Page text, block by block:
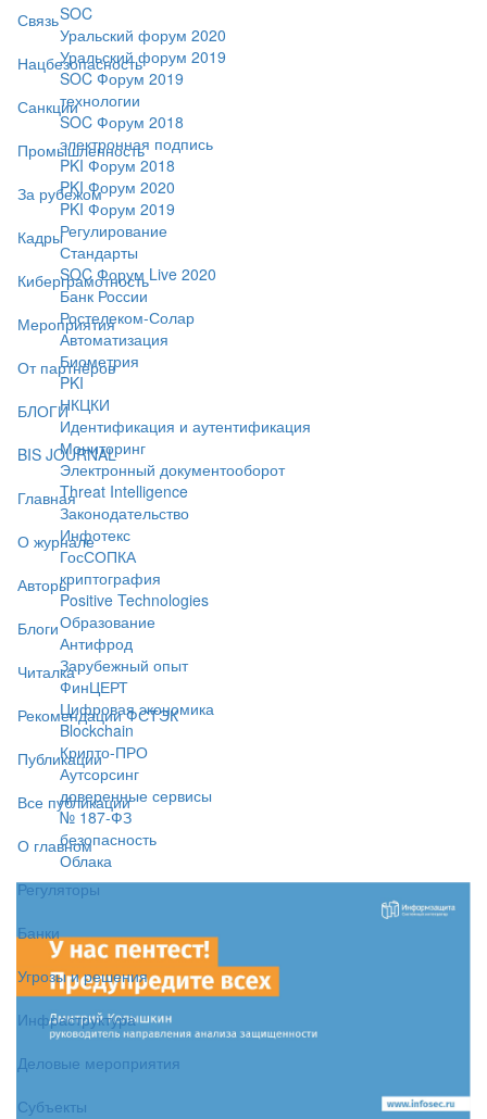
Связь
Нацбезопасность
Санкции
Промышленность
За рубежом
Кадры
Киберграмотность
Мероприятия
От партнёров
БЛОГИ
BIS JOURNAL
Главная
О журнале
Авторы
Блоги
Читалка
Рекомендации ФСТЭК
Публикации
Все публикации
О главном
Регуляторы
Банки
Угрозы и решения
Инфраструктура
Деловые мероприятия
Субъекты
SOC
Уральский форум 2020
Уральский форум 2019
SOC Форум 2019
технологии
SOC Форум 2018
электронная подпись
PKI Форум 2018
PKI Форум 2020
PKI Форум 2019
Регулирование
Стандарты
SOC Форум Live 2020
Банк России
Ростелеком-Солар
Автоматизация
Биометрия
PKI
НКЦКИ
Идентификация и аутентификация
Мониторинг
Электронный документооборот
Threat Intelligence
Законодательство
Инфотекс
ГосСОПКА
криптография
Positive Technologies
Образование
Антифрод
Зарубежный опыт
ФинЦЕРТ
Цифровая экономика
Blockchain
Крипто-ПРО
Аутсорсинг
доверенные сервисы
№ 187-ФЗ
безопасность
Облака